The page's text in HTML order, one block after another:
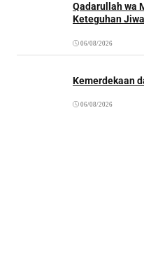
Qadarullah wa
Keteguhan
06/08/2026
Kemerdekaan
06/08/2026